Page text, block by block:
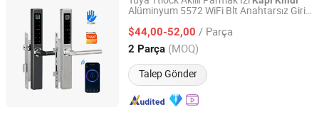
Alüminyum 5572 WiFi Blt Anahtarsız Giriş
$44,00-52,00 / Parça
2 Parça (MOQ)
Talep Gönder
Dongguan Cardoria Technology Co., Ltd.
Guangdong, China Fiyat 2026